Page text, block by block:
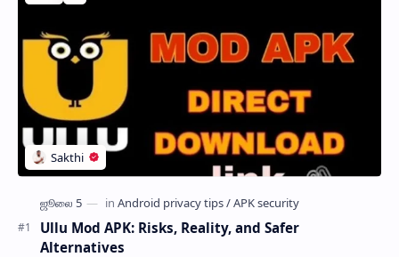
Ullu Mod APK: Risks, Reality, and Safer
Alternatives